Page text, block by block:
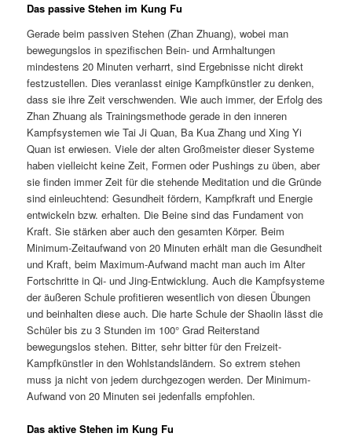
Das passive Stehen im Kung Fu
Gerade beim passiven Stehen (Zhan Zhuang), wobei man
bewegungslos in spezifischen Bein- und Armhaltungen
mindestens 20 Minuten verharrt, sind Ergebnisse nicht direkt
festzustellen. Dies veranlasst einige Kampfkünstler zu denken,
dass sie ihre Zeit verschwenden. Wie auch immer, der Erfolg des
Zhan Zhuang als Trainingsmethode gerade in den inneren
Kampfsystemen wie Tai Ji Quan, Ba Kua Zhang und Xing Yi
Quan ist erwiesen. Viele der alten Großmeister dieser Systeme
haben vielleicht keine Zeit, Formen oder Pushings zu üben, aber
sie finden immer Zeit für die stehende Meditation und die Gründe
sind einleuchtend: Gesundheit fördern, Kampfkraft und Energie
entwickeln bzw. erhalten. Die Beine sind das Fundament von
Kraft. Sie stärken aber auch den gesamten Körper. Beim
Minimum-Zeitaufwand von 20 Minuten erhält man die Gesundheit
und Kraft, beim Maximum-Aufwand macht man auch im Alter
Fortschritte in Qi- und Jing-Entwicklung. Auch die Kampfsysteme
der äußeren Schule profitieren wesentlich von diesen Übungen
und beinhalten diese auch. Die harte Schule der Shaolin lässt die
Schüler bis zu 3 Stunden im 100° Grad Reiterstand
bewegungslos stehen. Bitter, sehr bitter für den Freizeit-
Kampfkünstler in den Wohlstandsländern. So extrem stehen
muss ja nicht von jedem durchgezogen werden. Der Minimum-
Aufwand von 20 Minuten sei jedenfalls empfohlen.
Das aktive Stehen im Kung Fu